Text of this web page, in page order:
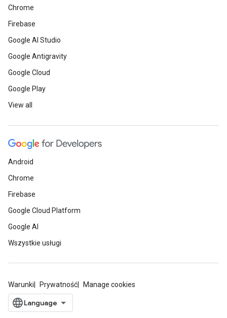
Chrome
Firebase
Google AI Studio
Google Antigravity
Google Cloud
Google Play
View all
Android
Chrome
Firebase
Google Cloud Platform
Google AI
Wszystkie usługi
Warunki Prywatność Manage cookies